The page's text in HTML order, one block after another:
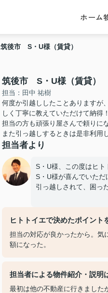
ホーム
筑後市 S・U様（賃貸）
筑後市 S・U様（賃貸）
担当：田中 祐樹
何度か引越ししたことありますが
しく丁寧に教えていただけて納得！
担当の方も頑張り屋さんで頼りに
また引っ越しするときは是非利用
担当者より
S・U様、この度はヒト
S・U様が喜んでいただ
引っ越しされて、困っ
ヒトトイエで決めたポイント
担当の対応が良かったから。気
額になった。
担当者による物件紹介・説明
最初は他の不動産に行きました